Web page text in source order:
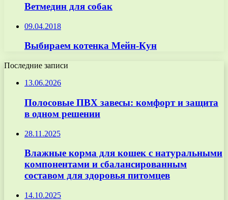
Ветмедин для собак
09.04.2018
Выбираем котенка Мейн-Кун
Последние записи
13.06.2026
Полосовые ПВХ завесы: комфорт и защита
в одном решении
28.11.2025
Влажные корма для кошек с натуральными
компонентами и сбалансированным
составом для здоровья питомцев
14.10.2025